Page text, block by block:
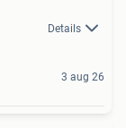
Details
3 aug 26